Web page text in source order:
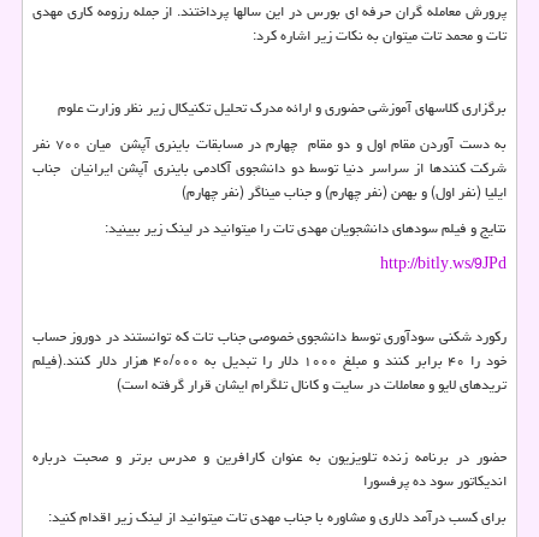
پرورش معامله گران حرفه ای بورس در این سالها پرداختند. از جمله رزومه کاری مهدی
تات و محمد تات میتوان به نکات زیر اشاره کرد:
برگزاری کلاسهای آموزشی حضوری و ارائه مدرک تحلیل تکنیکال زیر نظر وزارت علوم
به دست آوردن مقام اول و دو مقام چهارم در مسابقات باینری آپشن میان ۷۰۰ نفر
شرکت کنندها از سراسر دنیا توسط دو دانشجوی آکادمی باینری آپشن ایرانیان جناب
ایلیا (نفر اول) و بهمن (نفر چهارم) و جناب میناگر (نفر چهارم)
نتایج و فیلم سودهای دانشجویان مهدی تات را میتوانید در لینک زیر ببینید:
http://bitly.ws/9JPd
رکورد شکنی سودآوری توسط دانشجوی خصوصی جناب تات که توانستند در دوروز حساب
خود را ۴۰ برابر کنند و مبلغ ۱۰۰۰ دلار را تبدیل به ۴۰/۰۰۰ هزار دلار کنند.(فیلم
تریدهای لایو و معاملات در سایت و کانال تلگرام ایشان قرار گرفته است)
حضور در برنامه زنده تلویزیون به عنوان کارافرین و مدرس برتر و صحبت درباره
اندیکاتور سود ده پرفسورا
برای کسب درآمد دلاری و مشاوره با جناب مهدی تات میتوانید از لینک زیر اقدام کنید: